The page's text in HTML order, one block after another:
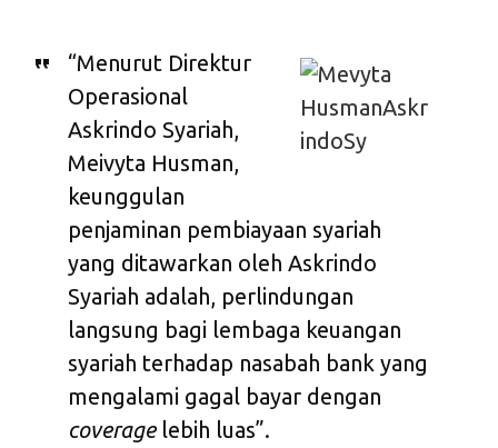
“Menurut Direktur
Operasional
Askrindo Syariah,
Meivyta Husman,
keunggulan
penjaminan pembiayaan syariah
yang ditawarkan oleh Askrindo
Syariah adalah, perlindungan
langsung bagi lembaga keuangan
syariah terhadap nasabah bank yang
mengalami gagal bayar dengan
coveragelebih luas”.